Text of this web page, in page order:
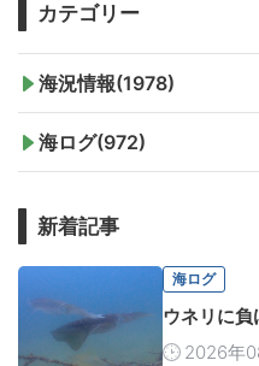
カテゴリー
海況情報(1978)
海ログ(972)
新着記事
海ログ
ウネリに負
2026年